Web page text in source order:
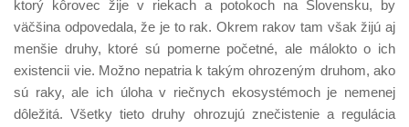
ktorý kôrovec žije v riekach a potokoch na Slovensku, by
väčšina odpovedala, že je to rak. Okrem rakov tam však žijú aj
menšie druhy, ktoré sú pomerne početné, ale málokto o ich
existencii vie. Možno nepatria k takým ohrozeným druhom, ako
sú raky, ale ich úloha v riečnych ekosystémoch je nemenej
dôležitá. Všetky tieto druhy ohrozujú znečistenie a regulácia